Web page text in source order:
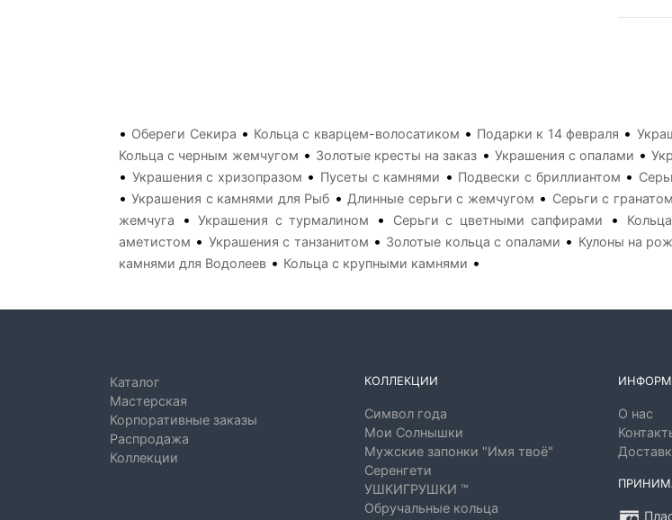
• Обереги Секира • Кольца с кварцем-волосатиком • Подарки к 14 февраля •
Кольца с черным жемчугом • Золотые кресты на заказ • Украшения с опалами •
• Украшения с хризопразом • Пусеты с камнями • Подвески с бриллиантом •
•Украшения с камнями для Рыб •Длинные серьги с жемчугом • Серьги с гранатом
жемчуга
•Украшения с турмалином • Серьги с цветными сапфирами •
аметистом • Украшения с танзанитом • Золотые кольца с опалами • Кулоны на
камнями для Водолеев • Кольца с крупными камнями •
Каталог
Мастерская
Корпоративные заказы
Распродажа
Коллекции
КОЛЛЕКЦИИ
Символ года
Мои Солнышки
Мужские запонки "Имя твоё"
Серенгети
УШКИГРУШКИ ™
Обручальные кольца
О нас